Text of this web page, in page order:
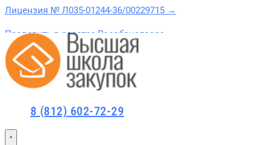
Лицензия № Л035-01244-36/00229715 →
Проверить в реестре Рособрнадзора →
Все курсы 44-ФЗ и 223-ФЗ
Курсы по 223-ФЗ
8 (812) 602-72-29